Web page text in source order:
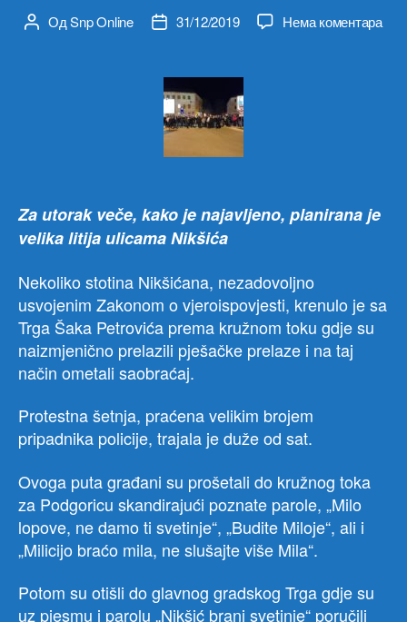
Аутор
ОдSnp Online
Датум31/12/2019 Нема коментарана
Za utorak veče, kako je najavljeno, planirana je
velika litija ulicama Nikšića
Nekoliko stotina Nikšićana, nezadovoljno
usvojenim Zakonom o vjeroispovjesti, krenulo je sa
Trga Šaka Petrovića prema kružnom toku gdje su
naizmjenično prelazili pješačke prelaze i na taj
način ometali saobraćaj.
Protestna šetnja, praćena velikim brojem
pripadnika policije, trajala je duže od sat.
Ovoga puta građani su prošetali do kružnog toka
za Podgoricu skandirajući poznate parole, „Milo
lopove, ne damo ti svetinje“, „Budite Miloje“, ali i
„Milicijo braćo mila, ne slušajte više Mila“.
Potom su otišli do glavnog gradskog Trga gdje su
uz pjesmu i parolu „Nikšić brani svetinje“ poručili